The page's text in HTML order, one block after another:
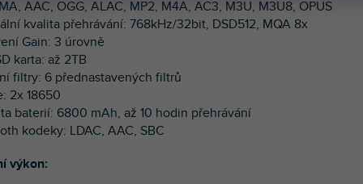
AAC, OGG, ALAC, MP2, M4A, AC3, M3U, M3U8, OPUS
kvalita přehrávání: 768kHz/32bit, DSD512, MQA 8x
Gain: 3 úrovně
karta: až 2TB
filtry: 6 přednastavených filtrů
2x 18650
baterií: 6800 mAh, až 10 hodin přehrávání
kodeky: LDAC, AAC, SBC
výkon: